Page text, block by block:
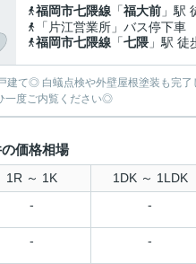
福岡市七隈線 「福大前 」駅
「片江営業所」バス停下
福岡市七隈線 「七隈 」駅 徒
建て◎ 白蟻点検や外壁屋根塗装も完
一度ご内覧ください◎
価格相場
1R ～ 1K 1DK ～ 1LDK
- -
- -